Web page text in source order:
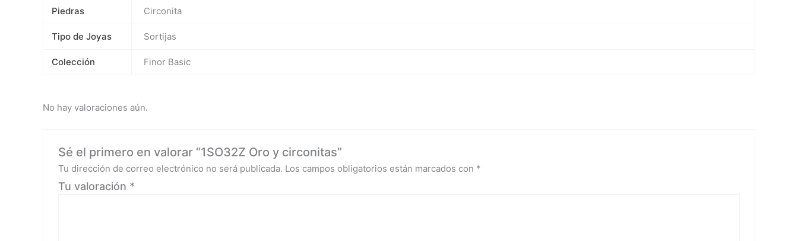
Piedras Circonita
Tipo de Joyas Sortijas
Colección Finor Basic
No hay valoraciones aún.
Sé el primero en valorar “1SO32Z Oro y circonitas”
Tu dirección de correo electrónico no será publicada. Los campos obligatorios están marcados con *
Tu valoración *